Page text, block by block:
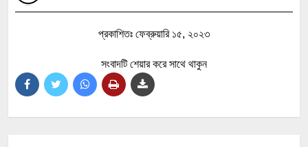
প্রকাশিতঃ ফেব্রুয়ারি ১৫, ২০২৩
সংবাদটি শেয়ার করে সাথে থাকুন